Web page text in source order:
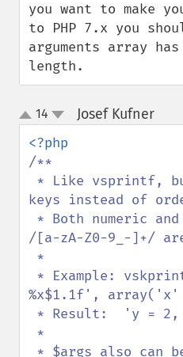
you want to make
to PHP 7.x you
arguments array
length.
up
down
14 Josef Kufner¶
/**
keys instead of
/[a-zA-Z0-9_-]+/
%x$1.1f',